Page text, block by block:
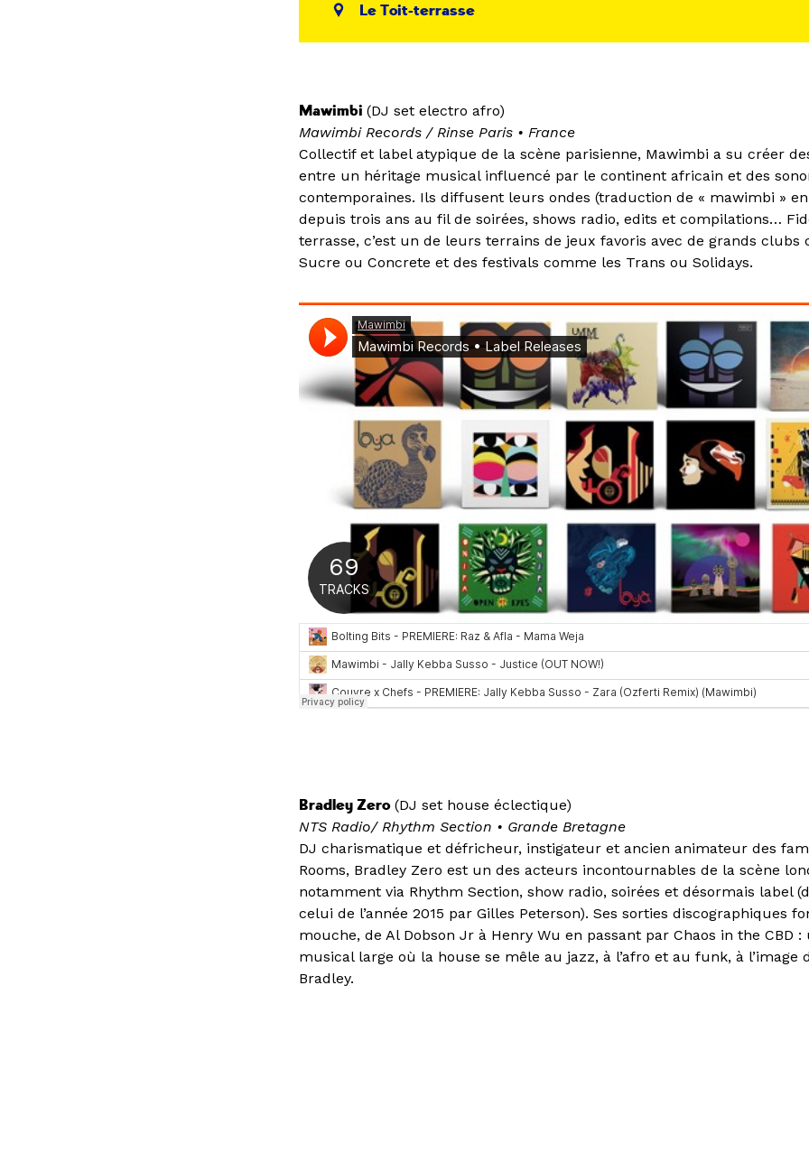
Le Toit-terrasse
Mawimbi(DJ set electro afro)
Mawimbi Records / Rinse Paris • France
Collectif et label atypique de la scène parisienne, Mawimbi a su créer
entre un héritage musical influencé par le continent africain et des
contemporaines. Ils diffusent leurs ondes (traduction de « mawimbi »
depuis trois ans au fil de soirées, shows radio, edits et compilations…
terrasse, c’est un de leurs terrains de jeux favoris avec de grands clubs
Sucre ou Concrete et des festivals comme les Trans ou Solidays.
Bradley Zero(DJ set house éclectique)
NTS Radio/ Rhythm Section • Grande Bretagne
DJ charismatique et défricheur, instigateur et ancien animateur des
Rooms, Bradley Zero est un des acteurs incontournables de la scène
notamment via Rhythm Section, show radio, soirées et désormais label
celui de l’année 2015 par Gilles Peterson). Ses sorties discographiques
mouche, de Al Dobson Jr à Henry Wu en passant par Chaos in the CBD
musical large où la house se mêle au jazz, à l’afro et au funk, à l’image
Bradley.